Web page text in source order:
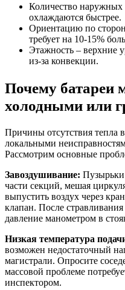
Количество наружных
охлаждаются быстрее.
Ориентацию по
требует на 10-15%
Этажность – верхние
из-за конвекции.
Почему батареи
холодными или
Причины отсутствия тепла
локальными
Рассмотрим основные
Завоздушивание: Пузырьки
части секций, мешая
выпустить воздух через
клапан. После
давление манометром в
Низкая температура
возможен недостаточный
магистрали. Опросите
массовой проблеме
инспектором.